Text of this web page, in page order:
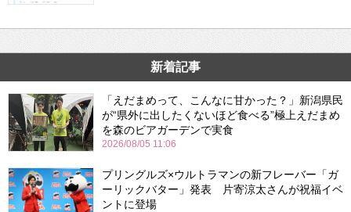
新着記事
「えだまめって、こんなに甘かった？」新潟県民
が“県外に出したくないほど食べる”極上えだまめ
を森のビアガーデンで実食
2026/08/05 11:06
プリングルズ×ウルトラマンの新フレーバー「ガ
ーリックバター」発表 片寄涼太さんが祝福イベ
ントに登場